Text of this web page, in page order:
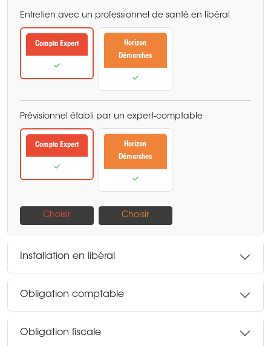
Entretien avec un professionnel de santé en libéral
Horizon
Démarches
✓
Compta Expert
✓
Prévisionnel établi par un expert-comptable
Horizon
Démarches
✓
Compta Expert
✓
Choisir
Choisir
Installation en libéral
Obligation comptable
Obligation fiscale